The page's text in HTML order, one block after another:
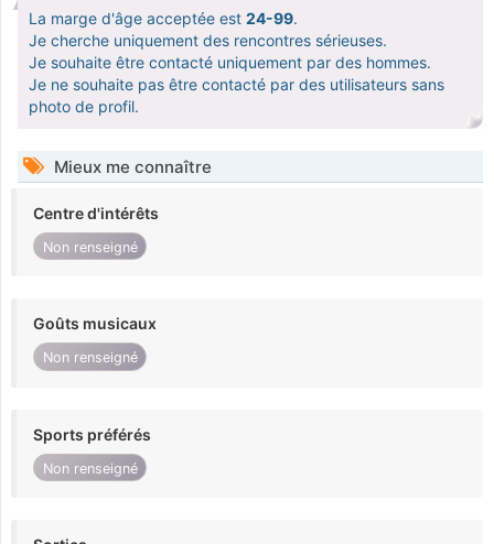
La marge d'âge acceptée est 24-99.
Je cherche uniquement des rencontres sérieuses.
Je souhaite être contacté uniquement par des hommes.
Je ne souhaite pas être contacté par des utilisateurs sans
photo de profil.
Mieux me connaître
Centre d'intérêts
Non renseigné
Goûts musicaux
Non renseigné
Sports préférés
Non renseigné